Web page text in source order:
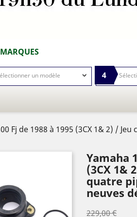
4
Fj de 1988 à 1995 (3CX 1& 2) /
Yamaha
(3CX 1&
quatre
neuves
229,00 €